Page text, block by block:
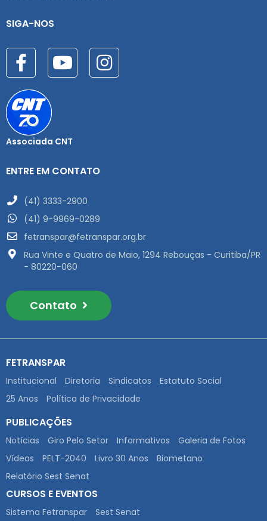
SIGA-NOS
Associada CNT
ENTRE EM CONTATO
(41) 3333-2900
(41) 9-9969-0289
fetranspar@fetranspar.org.br
Rua Vinte e Quatro de Maio, 1294 Rebouças - Curitiba/PR
- 80220-060
Contato
FETRANSPAR
Institucional Diretoria Sindicatos
Estatuto Social
25 Anos
Política de Privacidade
PUBLICAÇÕES
Notícias Giro Pelo Setor Informativos
Galeria de Fotos
Vídeos
PELT-2040 Livro 30 Anos
Biometano
Relatório Sest Senat
CURSOS E EVENTOS
Sistema Fetranspar Sest Senat